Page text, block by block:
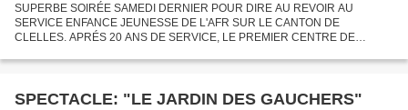
SUPERBE SOIRÉE SAMEDI DERNIER POUR DIRE AU REVOIR AU
SERVICE ENFANCE JEUNESSE DE L'AFR SUR LE CANTON DE
CLELLES. APRÉS 20 ANS DE SERVICE, LE PREMIER CENTRE DE
REPRIS PAR LA COMMUNAUTÉ DE COMMUNE...
SPECTACLE: "LE JARDIN DES GAUCHERS"